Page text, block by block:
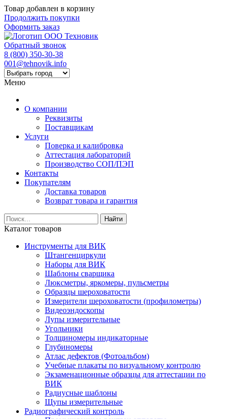
Товар добавлен в корзину
Продолжить покупки
Оформить заказ
Обратный звонок
8 (800) 350-30-38
001@tehnovik.info
Меню
О компании
Реквизиты
Поставщикам
Услуги
Поверка и калибровка
Аттестация лабораторий
Производство СОП/ПЭП
Контакты
Покупателям
Доставка товаров
Возврат товара и гарантия
Найти
Каталог товаров
Инструменты для ВИК
Штангенциркули
Наборы для ВИК
Шаблоны сварщика
Люксметры, яркомеры, пульсметры
Образцы шероховатости
Измерители шероховатости (профилометры)
Видеоэндоскопы
Лупы измерительные
Угольники
Толщиномеры индикаторные
Глубиномеры
Атлас дефектов (Фотоальбом)
Учебные плакаты по визуальному контролю
Экзаменационные образцы для аттестации по
ВИК
Радиусные шаблоны
Щупы измерительные
Радиографический контроль